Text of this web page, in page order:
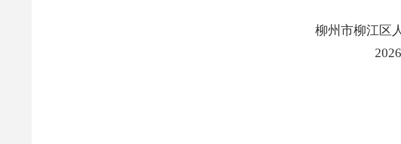
柳州市柳江区
2026